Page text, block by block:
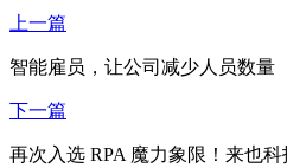
上一篇
智能雇员，让公司减少人员数量
下一篇
再次入选 RPA 魔力象限！来也